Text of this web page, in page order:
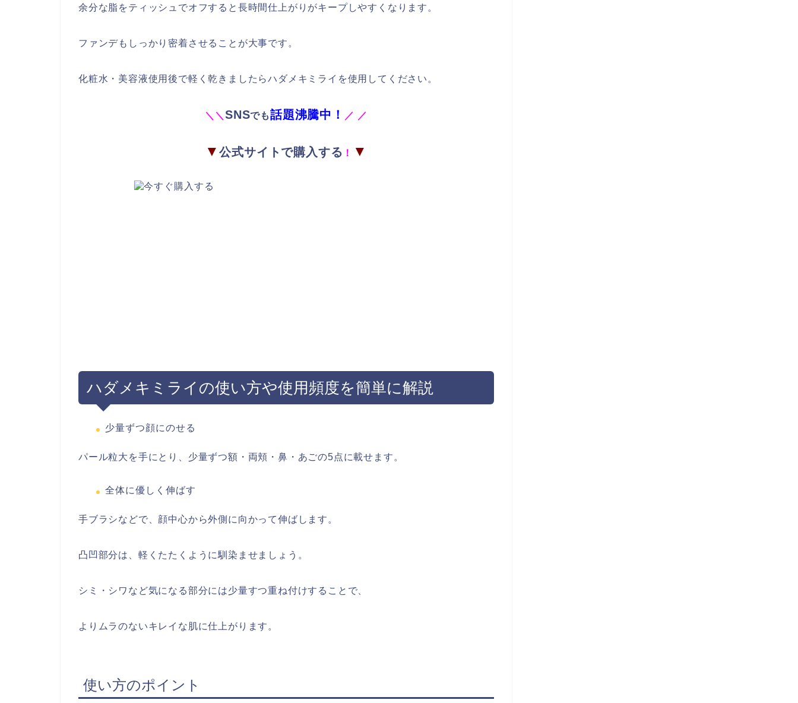
余分な脂をティッシュでオフすると長時間仕上がりがキープしやすくなります。
ファンデもしっかり密着させることが大事です。
化粧水・美容液使用後で軽く乾きましたらハダメキミライを使用してください。
＼ ＼SNSでも話題沸騰中！ ／ ／
▼公式サイトで購入する ！ ▼
ハダメキミライの使い方や使用頻度を簡単に解説
少量ずつ顔にのせる
パール粒大を手にとり、少量ずつ額・両頬・鼻・あごの5点に載せます。
全体に優しく伸ばす
手ブラシなどで、顔中心から外側に向かって伸ばします。
凸凹部分は、軽くたたくように馴染ませましょう。
シミ・シワなど気になる部分には少量すつ重ね付けすることで、
よりムラのないキレイな肌に仕上がります。
使い方のポイント